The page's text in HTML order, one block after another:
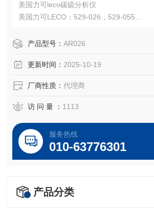
美国力可leco碳硫分析仪
美国力可LECO：529-026，529-055
OEM厂商；我们提供的所有产品都是高质
产品型号： AR026
更新时间： 2025-10-19
厂商性质： 代理商
访 问 量 ： 1113
服务热线
010-63776301
产品分类